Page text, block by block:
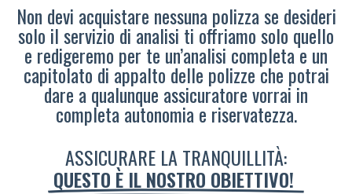
Non devi acquistare nessuna polizza se desideri
solo il servizio di analisi ti offriamo solo quello
e redigeremo per te un’analisi completa e un
capitolato di appalto delle polizze che potrai
dare a qualunque assicuratore vorrai in
completa autonomia e riservatezza.
ASSICURARE LA TRANQUILLITÀ:
QUESTO È IL NOSTRO OBIETTIVO!